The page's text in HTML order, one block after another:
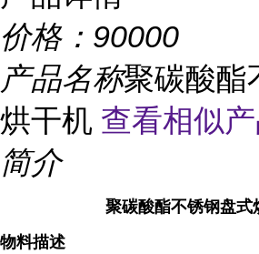
价格： 90000
产品名称聚碳酸酯
烘干机 查看相似
简介
聚碳酸酯不锈钢盘式
物料描述